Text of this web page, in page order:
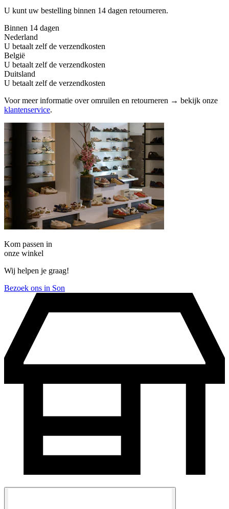
U kunt uw bestelling binnen 14 dagen retourneren.
Binnen 14 dagen
Nederland
U betaalt zelf de verzendkosten
België
U betaalt zelf de verzendkosten
Duitsland
U betaalt zelf de verzendkosten
Voor meer informatie over omruilen en retourneren → bekijk onze
klantenservice.
Kom passen in
onze winkel
Wij helpen je graag!
Bezoek ons in Son